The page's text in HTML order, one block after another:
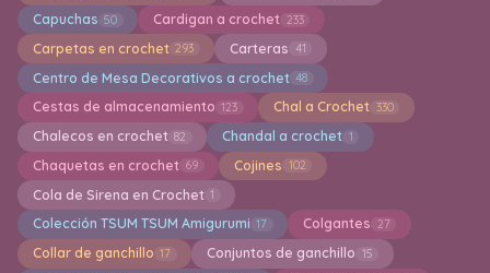
Capuchas 50 Cardigan a crochet 233
Carpetas en crochet 293 Carteras 41
Centro de Mesa Decorativos a crochet 48
Cestas de almacenamiento 123 Chal a Crochet 330
Chalecos en crochet 82 Chandal a crochet 1
Chaquetas en crochet 69 Cojines 102
Cola de Sirena en Crochet 1
Colección TSUM TSUM Amigurumi 17 Colgantes 27
Collar de ganchillo 17 Conjuntos de ganchillo 15